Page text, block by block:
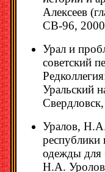
Алексеев
СВ-96,
Урал и
советский
Уральский
Уралов, Н.А.
республики
одежды для
Н.А.